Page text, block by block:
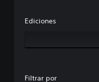
Ediciones
Filtrar por